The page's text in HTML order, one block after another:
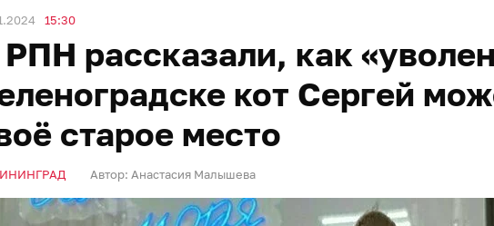
15:30
рассказали, как
кот Сергей
старое место
Автор: Анастасия Малышева